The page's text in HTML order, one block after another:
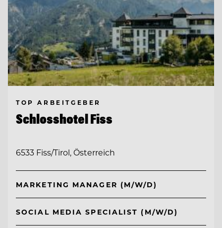
TOP ARBEITGEBER
Schlosshotel Fiss
6533 Fiss/Tirol, Österreich
MARKETING MANAGER (M/W/D)
SOCIAL MEDIA SPECIALIST (M/W/D)